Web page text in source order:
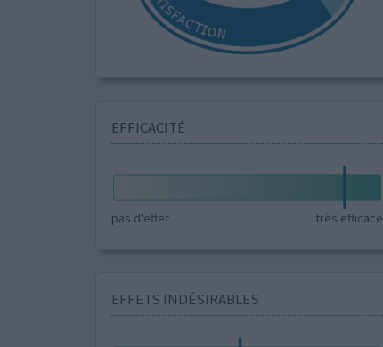
EFFICACITÉ
pas d'effet très efficace
EFFETS INDÉSIRABLES